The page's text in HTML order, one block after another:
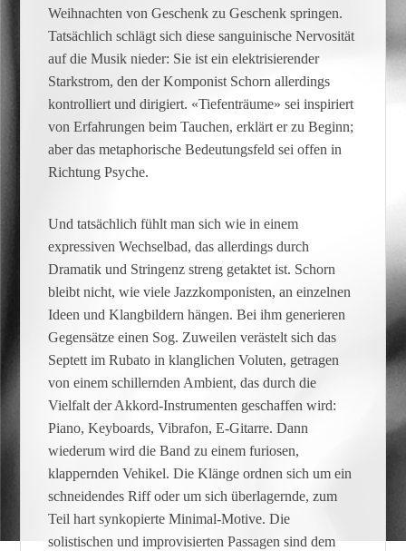
Weihnachten von Geschenk zu Geschenk springen.
Tatsächlich schlägt sich diese sanguinische Nervosität
auf die Musik nieder: Sie ist ein elektrisierender
Starkstrom, den der Komponist Schorn allerdings
kontrolliert und dirigiert. «Tiefenträume» sei inspiriert
von Erfahrungen beim Tauchen, erklärt er zu Beginn;
aber das metaphorische Bedeutungsfeld sei offen in
Richtung Psyche.
Und tatsächlich fühlt man sich wie in einem
expressiven Wechselbad, das allerdings durch
Dramatik und Stringenz streng getaktet ist. Schorn
bleibt nicht, wie viele Jazzkomponisten, an einzelnen
Ideen und Klangbildern hängen. Bei ihm generieren
Gegensätze einen Sog. Zuweilen verästelt sich das
Septett im Rubato in klanglichen Voluten, getragen
von einem schillernden Ambient, das durch die
Vielfalt der Akkord-Instrumenten geschaffen wird:
Piano, Keyboards, Vibrafon, E-Gitarre. Dann
wiederum wird die Band zu einem furiosen,
klappernden Vehikel. Die Klänge ordnen sich um ein
schneidendes Riff oder um sich überlagernde, zum
Teil hart synkopierte Minimal-Motive. Die
solistischen und improvisierten Passagen sind dem